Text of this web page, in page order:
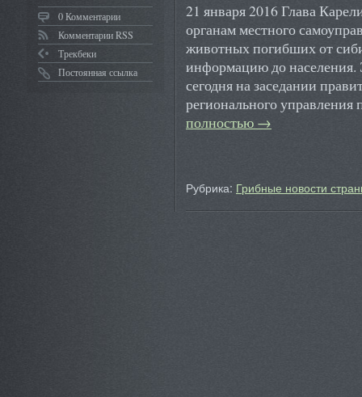
0 Комментарии
Комментарии RSS
Трекбеки
Постоянная ссылка
21 января 2016 Глава
органам местного
животных погибших от
информацию до населения.
сегодня на заседании
регионального
полностью →
Рубрика: Грибные новости